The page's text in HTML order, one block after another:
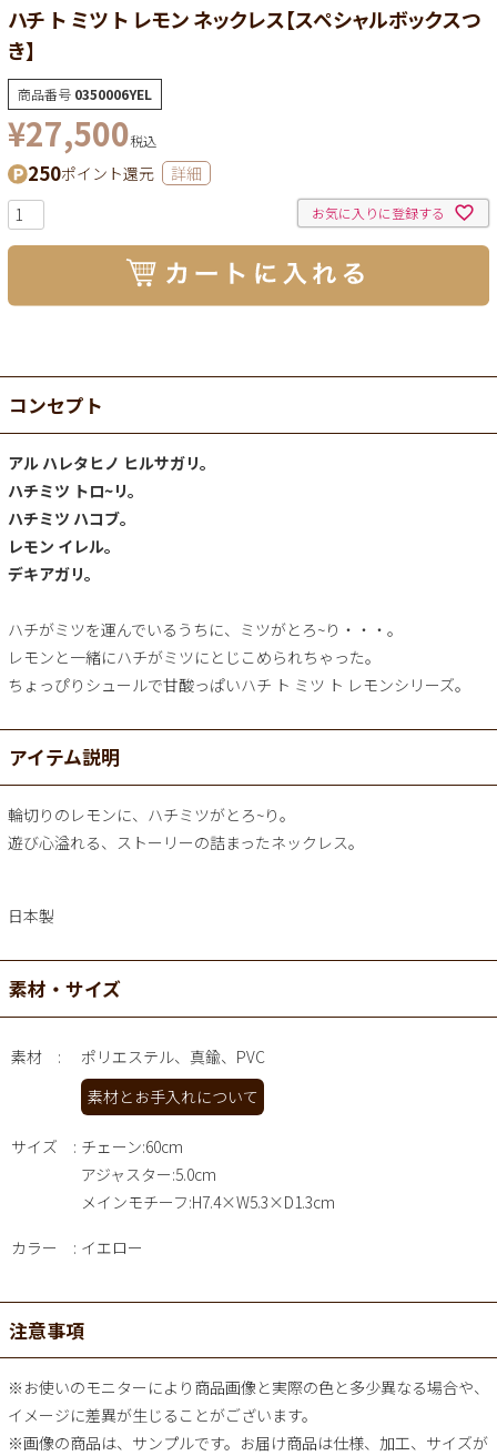
ハチ ト ミツ ト レモン ネックレス【スペシャルボックスつ
き】
商品番号 0350006YEL
¥27,500税込
250ポイント還元 詳細
お気に入りに登録する
コンセプト
アル ハレタヒノ ヒルサガリ。
ハチミツ トロ~リ。
ハチミツ ハコブ。
レモン イレル。
デキアガリ。
ハチがミツを運んでいるうちに、ミツがとろ~り・・・。
レモンと一緒にハチがミツにとじこめられちゃった。
ちょっぴりシュールで甘酸っぱいハチ ト ミツ ト レモンシリーズ。
アイテム説明
輪切りのレモンに、ハチミツがとろ~り。
遊び心溢れる、ストーリーの詰まったネックレス。
日本製
素材・サイズ
素材
ポリエステル、真鍮、PVC
素材とお手入れについて
サイズ
チェーン:60cm
アジャスター:5.0cm
メインモチーフ:H7.4×W5.3×D1.3cm
カラー イエロー
注意事項
※お使いのモニターにより商品画像と実際の色と多少異なる場合や、
イメージに差異が生じることがございます。
※画像の商品は、サンプルです。お届け商品は仕様、加工、サイズが